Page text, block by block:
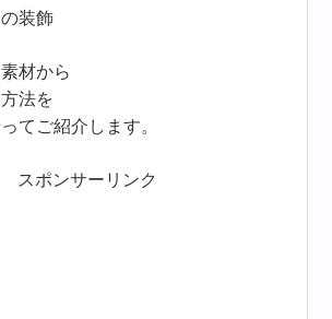
装飾
材から
法を
てご紹介します。
スポンサーリンク